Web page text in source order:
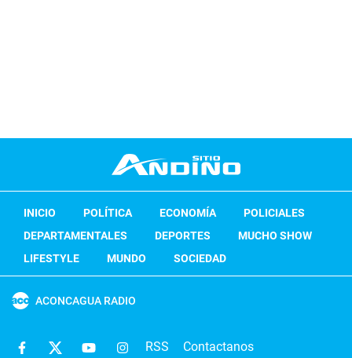
INICIO POLÍTICA ECONOMÍA
POLICIALES
DEPARTAMENTALES
DEPORTES
MUCHO SHOW
LIFESTYLE
MUNDO SOCIEDAD
ACONCAGUA RADIO
RSS Contactanos